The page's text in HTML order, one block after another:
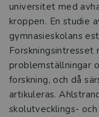
universitet med
kroppen. En studie
gymnasieskolans
Forskningsintresset
problemställningar
forskning, och då
artikuleras.
skolutvecklings-